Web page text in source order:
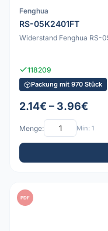
Fenghua
RS-05K2401FT
Widerstand Fenghua RS-
118209
Packung mit 970 Stück
2.14€ – 3.96€
Menge: Min: 1
PDF